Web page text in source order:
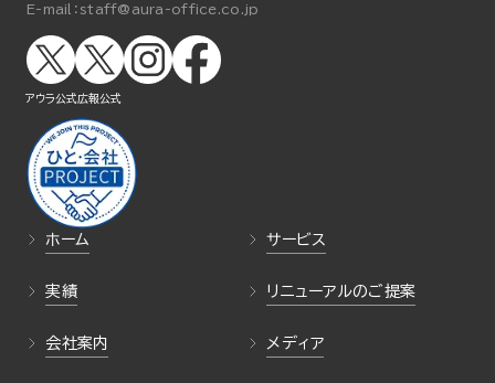
ホーム サービス
実績 リニューアルのご提案
会社案内 メディア
E-mail： staff@aura-office.co.jp
アウラ公式 広報公式